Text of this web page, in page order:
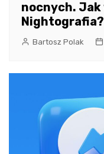
nocnych. Jak
Nightografia?
Bartosz Polak